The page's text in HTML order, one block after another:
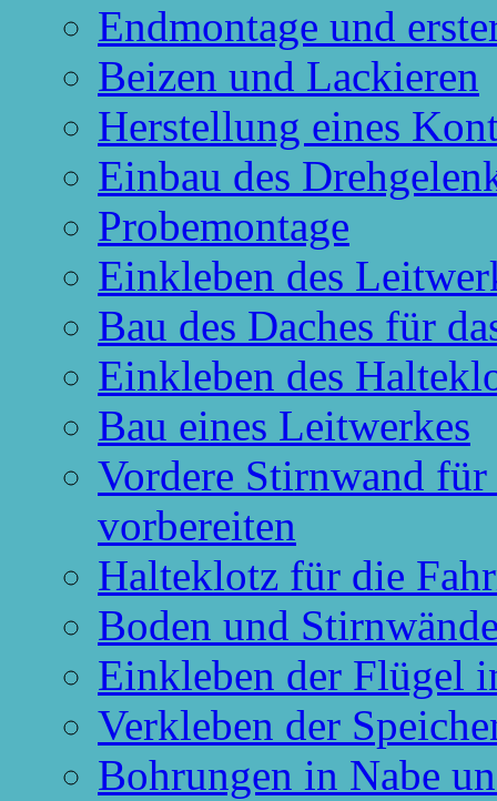
Endmontage und
Beizen und Lackieren
Herstellung eines
Einbau des
Probemontage
Einkleben des
Bau des Daches für
Einkleben des
Bau eines Leitwerkes
Vordere Stirnwand
vorbereiten
Halteklotz für die
Boden und
Einkleben der Flügel
Verkleben der
Bohrungen in Nabe